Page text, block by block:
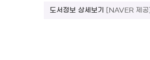
도서정보 상세보기 [NAVER 제공]